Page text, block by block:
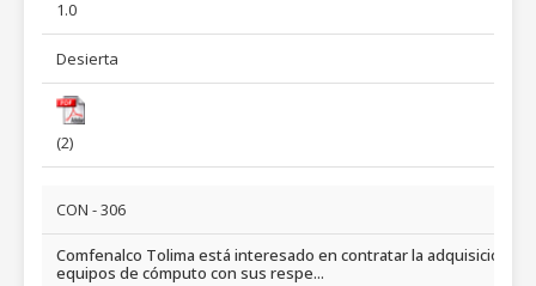
1.0
Desierta
(2)
CON - 306
Comfenalco Tolima está interesado en contratar la adquisición de
equipos de cómputo con sus respe...